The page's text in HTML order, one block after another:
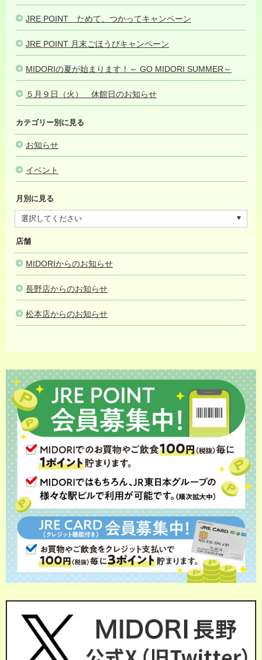
JRE POINT ためて、つかってキャンペーン
JRE POINT 月末ごほうびキャンペーン
MIDORIの夏が始まります！～ GO MIDORI SUMMER～
５月９日（火） 休館日のお知らせ
カテゴリー別に見る
お知らせ
イベント
月別に見る
店舗
MIDORIからのお知らせ
長野店からのお知らせ
松本店からのお知らせ